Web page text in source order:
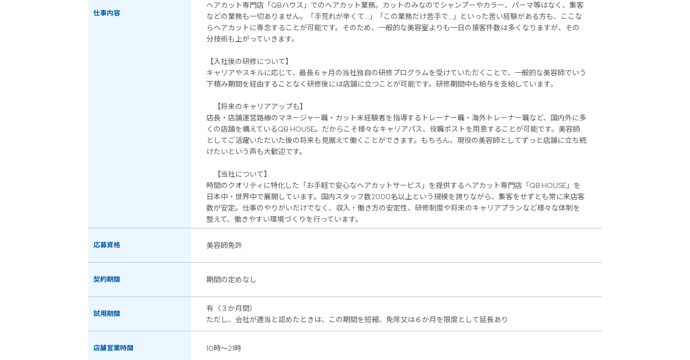
仕事内容
ヘアカット専門店「QBハウス」でのヘアカット業務。カットのみなのでシャンプーやカラー、パーマ等はなく、集客
などの業務も一切ありません。「手荒れが辛くて…」「この業務だけ苦手で…」といった苦い経験がある方も、ここな
らヘアカットに専念することが可能です。そのため、一般的な美容室よりも一日の接客件数は多くなりますが、その
分技術も上がっていきます。
【入社後の研修について】
キャリアやスキルに応じて、最長６ヶ月の当社独自の研修プログラムを受けていただくことで、一般的な美容師でいう
下積み期間を経由することなく研修後には店舗に立つことが可能です。研修期間中も給与を支給しています。
【将来のキャリアアップも】
店長・店舗運営路線のマネージャー職・カット未経験者を指導するトレーナー職・海外トレーナー職など、国内外に多
くの店舗を構えているQB HOUSE。だからこそ様々なキャリアパス、役職ポストを用意することが可能です。美容師
としてご活躍いただいた後の将来も見据えて働くことができます。もちろん、現役の美容師としてずっと店舗に立ち続
けたいという声も大歓迎です。
【当社について】
時間のクオリティに特化した「お手軽で安心なヘアカットサービス」を提供するヘアカット専門店「QB HOUSE」を
日本中・世界中で展開しています。国内スタッフ数2000名以上という規模を誇りながら、集客をせずとも常に来店客
数が安定。仕事のやりがいだけでなく、収入・働き方の安定性、研修制度や将来のキャリアプランなど様々な体制を
整えて、働きやすい環境づくりを行っています。
応募資格 美容師免許
契約期間 期間の定めなし
試用期間
有（３か月間）
ただし、会社が適当と認めたときは、この期間を短縮、免除又は６か月を限度として延長あり
店舗営業時間 10時～21時